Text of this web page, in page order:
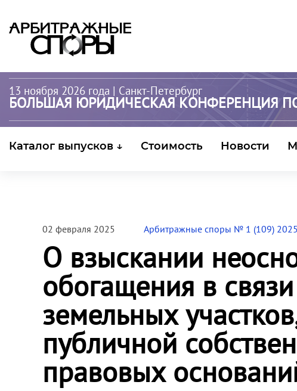
13 ноября 2026 года | Санкт-Петербург
БОЛЬШАЯ ЮРИДИЧЕСКАЯ КОНФЕРЕНЦИЯ
Каталог выпусков ↓ Стоимость Новости
02 февраля 2025 Арбитражные споры № 1 (109) 2025
О взыскании
обогащения в
земельных
публичной
правовых